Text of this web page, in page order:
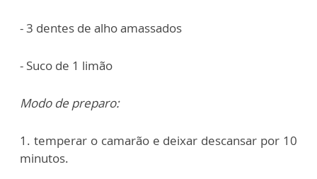
- 3 dentes de alho amassados
- Suco de 1 limão
Modo de preparo:
1. temperar o camarão e deixar descansar por 10
minutos.